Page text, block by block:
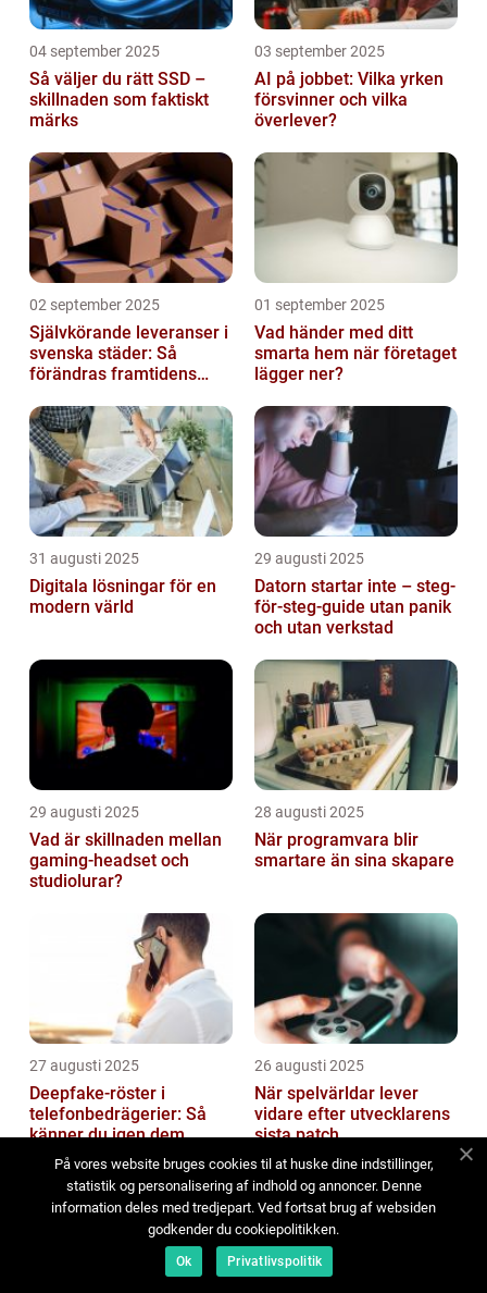
04 september 2025
Så väljer du rätt SSD –
skillnaden som faktiskt
märks
03 september 2025
AI på jobbet: Vilka yrken
försvinner och vilka
överlever?
02 september 2025
Självkörande leveranser i
svenska städer: Så
förändras framtidens
01 september 2025
Vad händer med ditt
smarta hem när företaget
lägger ner?
31 augusti 2025
Digitala lösningar för en
modern värld
29 augusti 2025
Datorn startar inte – steg-
för-steg-guide utan panik
och utan verkstad
29 augusti 2025
Vad är skillnaden mellan
gaming-headset och
studiolurar?
28 augusti 2025
När programvara blir
smartare än sina skapare
27 augusti 2025
Deepfake-röster i
telefonbedrägerier: Så
känner du igen dem
26 augusti 2025
När spelvärldar lever
vidare efter utvecklarens
sista patch
På vores website bruges cookies til at huske dine indstillinger,
statistik og personalisering af indhold og annoncer. Denne
information deles med tredjepart. Ved fortsat brug af websiden
godkender du cookiepolitikken.
Ok Privatlivspolitik